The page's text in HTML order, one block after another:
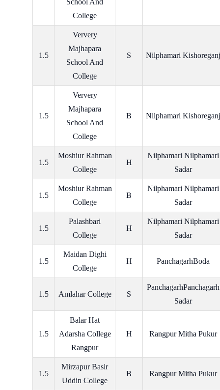
School And
College
1.5
Ververy
Majhapara
School And
College
S Nilphamari Kishoreganj
1.5
Ververy
Majhapara
School And
College
B Nilphamari Kishoreganj
1.5
Moshiur Rahman
College
H
Nilphamari Nilphamari
Sadar
1.5
Moshiur Rahman
College
B
Nilphamari Nilphamari
Sadar
1.5
Palashbari
College
H
Nilphamari Nilphamari
Sadar
1.5
Maidan Dighi
College
H PanchagarhBoda
1.5 Amlahar College S
PanchagarhPanchagarh
Sadar
1.5
Balar Hat
Adarsha College
Rangpur
H Rangpur Mitha Pukur
1.5
Mirzapur Basir
Uddin College
B Rangpur Mitha Pukur